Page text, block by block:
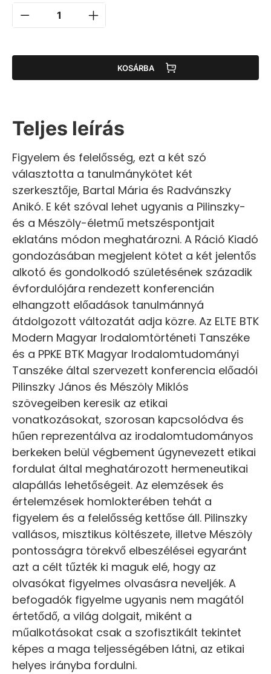
KOSÁRBA
Teljes leírás
Figyelem és felelősség, ezt a két szó
választotta a tanulmánykötet két
szerkesztője, Bartal Mária és Radvánszky
Anikó. E két szóval lehet ugyanis a Pilinszky-
és a Mészöly-életmű metszéspontjait
eklatáns módon meghatározni. A Ráció Kiadó
gondozásában megjelent kötet a két jelentős
alkotó és gondolkodó születésének századik
évfordulójára rendezett konferencián
elhangzott előadások tanulmánnyá
átdolgozott változatát adja közre. Az ELTE BTK
Modern Magyar Irodalomtörténeti Tanszéke
és a PPKE BTK Magyar Irodalomtudományi
Tanszéke által szervezett konferencia előadói
Pilinszky János és Mészöly Miklós
szövegeiben keresik az etikai
vonatkozásokat, szorosan kapcsolódva és
hűen reprezentálva az irodalomtudományos
berkeken belül végbement úgynevezett etikai
fordulat által meghatározott hermeneutikai
alapállás lehetőségeit. Az elemzések és
értelemzések homlokterében tehát a
figyelem és a felelősség kettőse áll. Pilinszky
vallásos, misztikus költészete, illetve Mészöly
pontosságra törekvő elbeszélései egyaránt
azt a célt tűzték ki maguk elé, hogy az
olvasókat figyelmes olvasásra neveljék. A
befogadók figyelme ugyanis nem magától
értetődő, a világ dolgait, miként a
műalkotásokat csak a szofisztikált tekintet
képes a maga teljességében látni, az etikai
helyes irányba fordulni.